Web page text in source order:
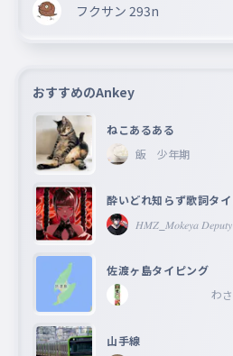
フクサン 293n
おすすめのAnkey
ねこあるある
飯 少年期
酔いどれ知らず歌詞タイ
佐渡ヶ島タイピング
わさ
山手線